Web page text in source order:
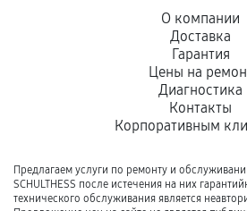
О компании
Доставка
Гарантия
Цены на
Диагностика
Контакты
Корпоративным
Предлагаем услуги по ремонту и
SCHULTHESS после истечения на них
технического обслуживания является